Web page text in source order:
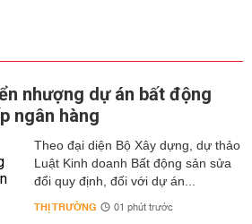
nhượng dự án bất động
ngân hàng
Theo đại diện Bộ Xây dựng, dự thảo
Luật Kinh doanh Bất động sản sửa
đổi quy định, đối với dự án...
THỊ TRƯỜNG 01 phút trước